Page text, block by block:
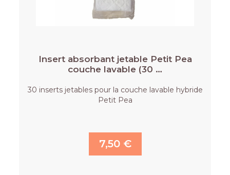
Insert absorbant jetable Petit Pea
couche lavable (30 …
30 inserts jetables pour la couche lavable hybride
Petit Pea
7,50 €